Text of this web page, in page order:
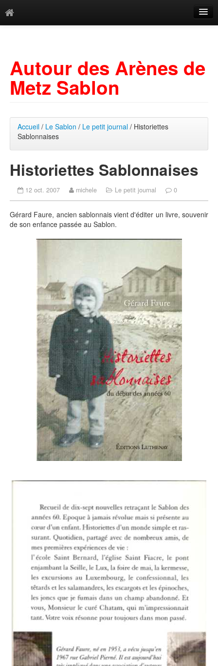
Mots-clés
Autour des Arènes de
Metz Sablon
Accueil / Le Sablon / Le petit journal / Historiettes
Sablonnaises
Historiettes Sablonnaises
12 oct. 2007 michele Le petit journal 0
Gérard Faure, ancien sablonnais vient d'éditer un livre, souvenir
de son enfance passée au Sablon.